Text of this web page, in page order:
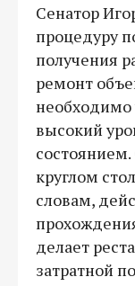
Сенатор
процедуру
получения
ремонт
необходимо
высокий
круглом
словам,
делает
затратной